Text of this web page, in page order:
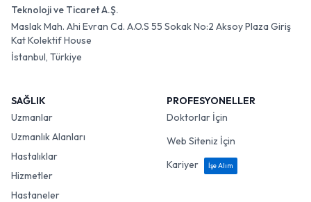
Teknoloji ve Ticaret A.Ş.
Maslak Mah. Ahi Evran Cd. A.O.S 55 Sokak No:2 Aksoy Plaza Giriş
Kat Kolektif House
İstanbul, Türkiye
SAĞLIK
Uzmanlar
Uzmanlık Alanları
Hastalıklar
Hizmetler
Hastaneler
PROFESYONELLER
Doktorlar İçin
Web Siteniz İçin
Kariyer
İşe Alım